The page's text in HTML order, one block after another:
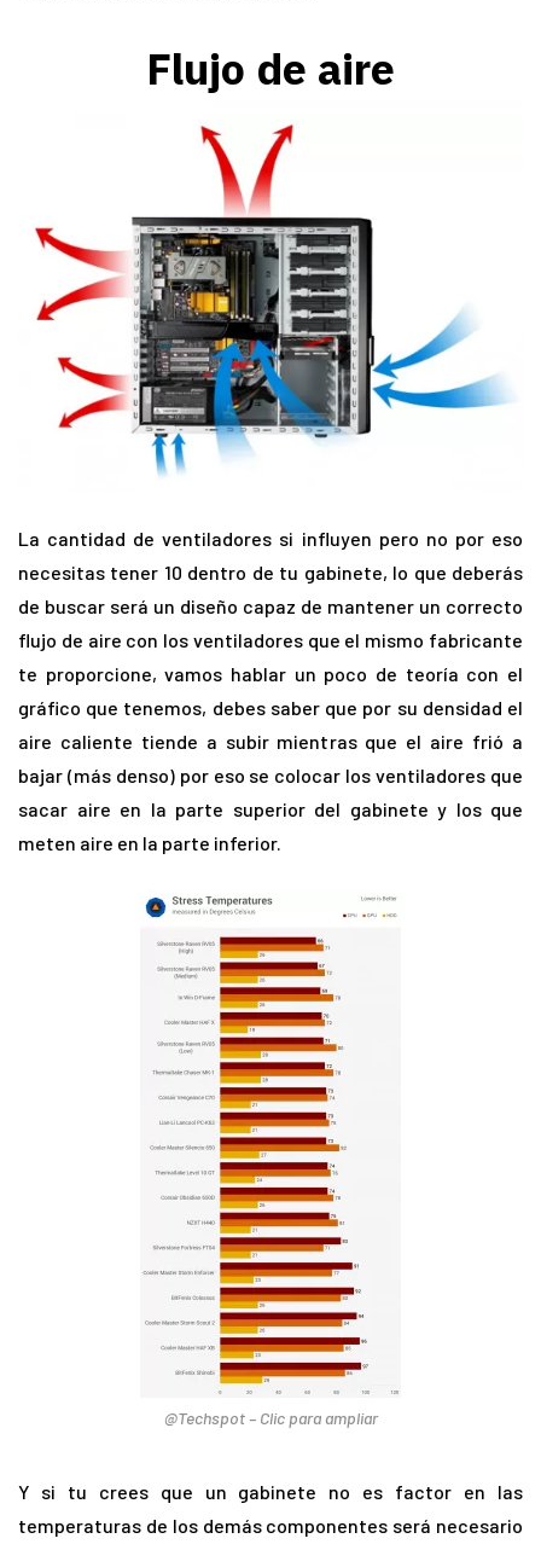
Flujo de aire
La cantidad de ventiladores si influyen pero no por eso
necesitas tener 10 dentro de tu gabinete, lo que deberás
de buscar será un diseño capaz de mantener un correcto
flujo de aire con los ventiladores que el mismo fabricante
te proporcione, vamos hablar un poco de teoría con el
gráfico que tenemos, debes saber que por su densidad el
aire caliente tiende a subir mientras que el aire frió a
bajar (más denso) por eso se colocar los ventiladores que
sacar aire en la parte superior del gabinete y los que
meten aire en la parte inferior.
@Techspot – Clic para ampliar
Y si tu crees que un gabinete no es factor en las
temperaturas de los demás componentes será necesario